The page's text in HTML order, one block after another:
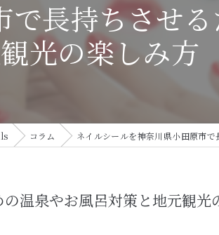
長持ちさせ
光の楽しみ方
コラム ネイルシールを神奈川県小田原市
温泉やお風呂対策と地元観光